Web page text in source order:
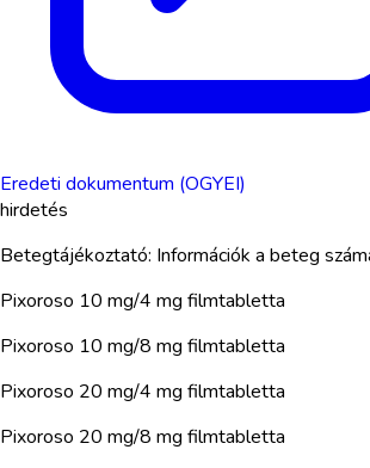
Eredeti dokumentum (OGYEI)
hirdetés
Betegtájékoztató: Információk a beteg
Pixoroso 10 mg/4 mg filmtabletta
Pixoroso 10 mg/8 mg filmtabletta
Pixoroso 20 mg/4 mg filmtabletta
Pixoroso 20 mg/8 mg filmtabletta